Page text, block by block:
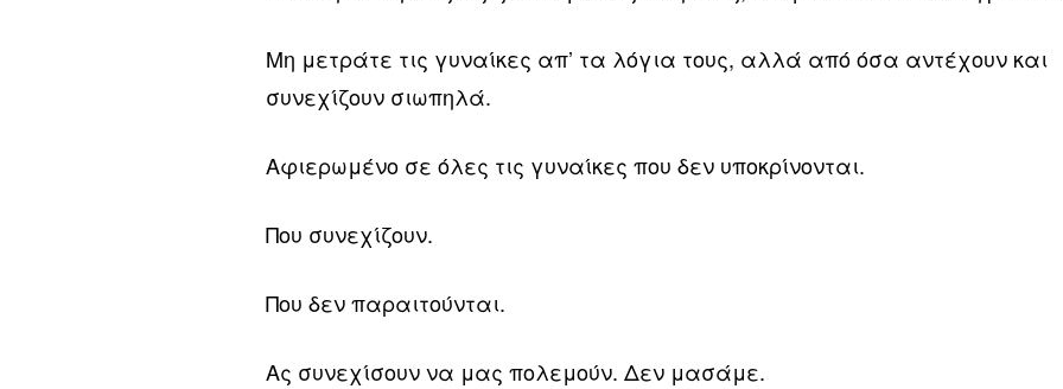
Μη μετράτε τις γυναίκες απ’ τα λόγια τους, αλλά από όσα αντέχουν και
συνεχίζουν σιωπηλά.
Αφιερωμένο σε όλες τις γυναίκες που δεν υποκρίνονται.
Που συνεχίζουν.
Που δεν παραιτούνται.
Ας συνεχίσουν να μας πολεμούν. Δεν μασάμε.